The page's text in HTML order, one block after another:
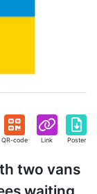
QR-code Link Poster
two vans